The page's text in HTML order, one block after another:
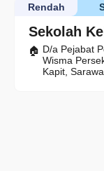
Sekolah
Rendah
D/a Pejabat
Wisma
Kapit,